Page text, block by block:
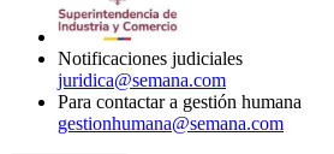
Notificaciones judiciales
juridica@semana.com
Para contactar a gestión humana
gestionhumana@semana.com